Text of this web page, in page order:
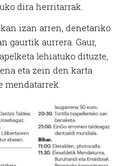
dira herritarrak.
izan arren, denetariko
gaurtik aurrera. Gaur,
lehiatuko dituzte,
eta zein den karta
mendatarrek.